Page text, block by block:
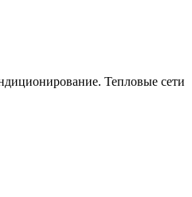
Тепловые сети